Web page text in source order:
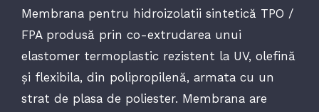
Membrana pentru hidroizolatii sintetică TPO /
FPA produsă prin co-extrudarea unui
elastomer termoplastic rezistent la UV, olefină
și flexibila, din polipropilenă, armata cu un
strat de plasa de poliester. Membrana are